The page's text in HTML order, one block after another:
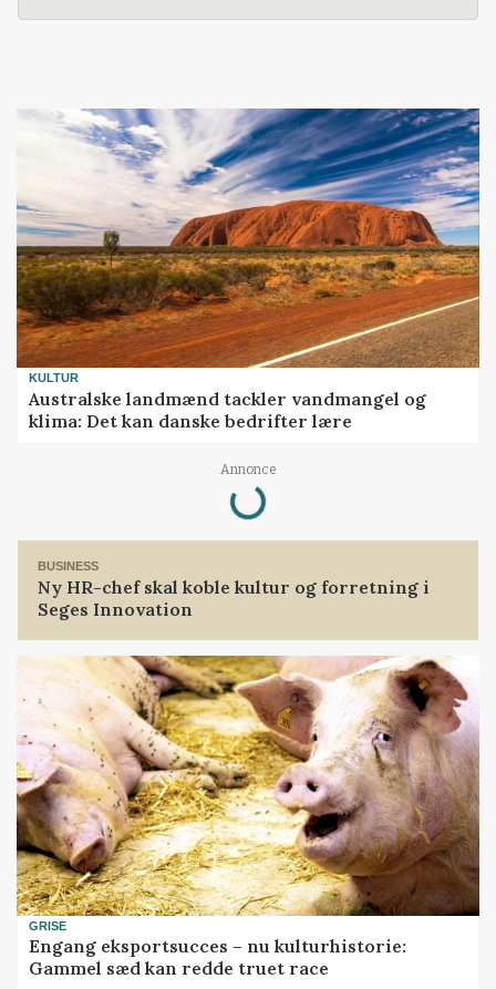
KULTUR
Australske landmænd tackler vandmangel og
klima: Det kan danske bedrifter lære
Annonce
Loading...
BUSINESS
Ny HR-chef skal koble kultur og forretning i
Seges Innovation
GRISE
Engang eksportsucces – nu kulturhistorie:
Gammel sæd kan redde truet race